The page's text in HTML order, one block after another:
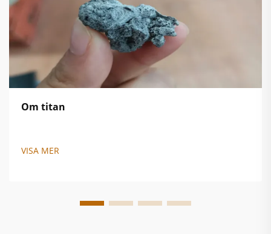
Om titan
VISA MER